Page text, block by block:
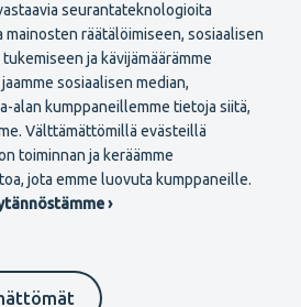
seurantateknologioita
mainosten räätälöimiseen, sosiaalisen
ja kävijämäärämme
sosiaalisen median,
alan kumppaneillemme tietoja siitä,
Välttämättömillä evästeillä
toiminnan ja keräämme
jota emme luovuta kumppaneille.
›
Liity jäseneksi
På svenska